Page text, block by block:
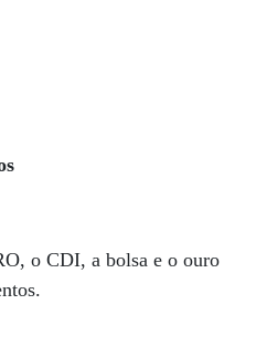
o CDI, a bolsa e o ouro